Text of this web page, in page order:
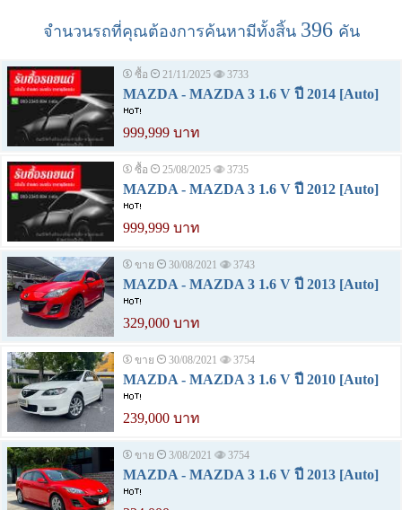
จำนวนรถที่คุณต้องการค้นหามีทั้งสิ้น 396 คัน
ซื้อ 21/11/2025 3733
MAZDA - MAZDA 3 1.6 V ปี 2014 [Auto]
999,999 บาท
ซื้อ 25/08/2025 3735
MAZDA - MAZDA 3 1.6 V ปี 2012 [Auto]
999,999 บาท
ขาย 30/08/2021 3743
MAZDA - MAZDA 3 1.6 V ปี 2013 [Auto]
329,000 บาท
ขาย 30/08/2021 3754
MAZDA - MAZDA 3 1.6 V ปี 2010 [Auto]
239,000 บาท
ขาย 3/08/2021 3754
MAZDA - MAZDA 3 1.6 V ปี 2013 [Auto]